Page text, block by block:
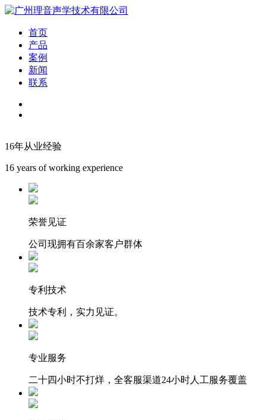
首页
产品
案例
新闻
联系
16年从业经验
16 years of working experience
荣誉见证
公司现拥有百余家客户群体
专利技术
技术专利，实力见证。
专业服务
二十四小时不打烊，全客服渠道24小时人工服务覆盖